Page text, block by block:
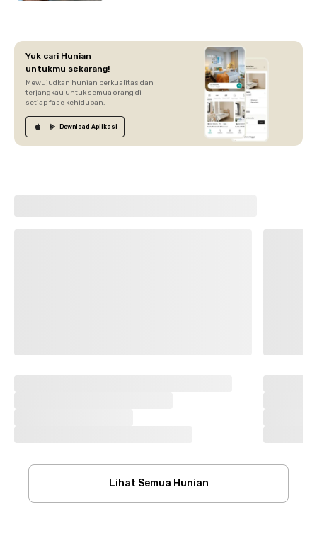
Yuk cari Hunian
untukmu sekarang!
Mewujudkan hunian berkualitas dan
terjangkau untuk semua orang di
setiap fase kehidupan.
Download Aplikasi
Lihat Semua Hunian